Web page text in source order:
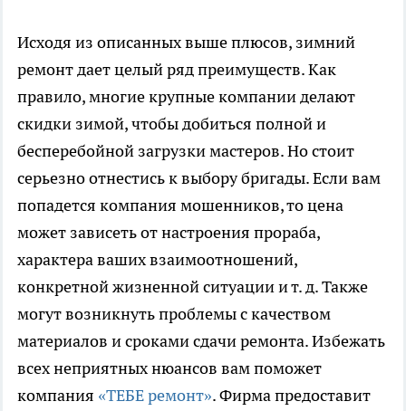
Исходя из описанных выше плюсов, зимний
ремонт дает целый ряд преимуществ. Как
правило, многие крупные компании делают
скидки зимой, чтобы добиться полной и
бесперебойной загрузки мастеров. Но стоит
серьезно отнестись к выбору бригады. Если вам
попадется компания мошенников, то цена
может зависеть от настроения прораба,
характера ваших взаимоотношений,
конкретной жизненной ситуации и т. д. Также
могут возникнуть проблемы с качеством
материалов и сроками сдачи ремонта. Избежать
всех неприятных нюансов вам поможет
компания «ТЕБЕ ремонт». Фирма предоставит